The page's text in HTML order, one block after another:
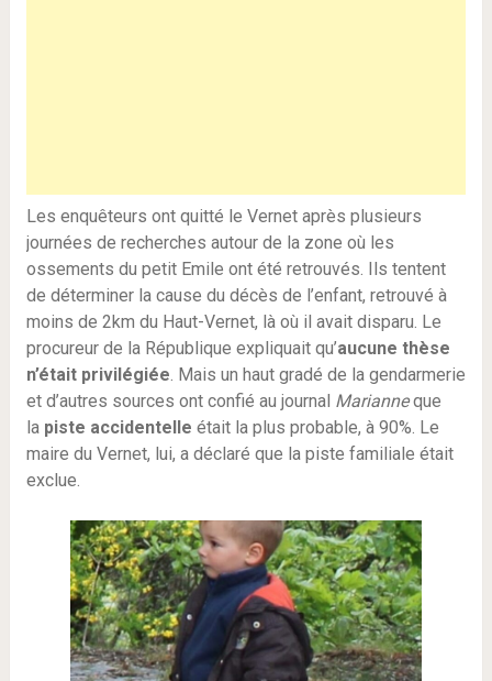
Les enquêteurs ont quitté le Vernet après plusieurs
journées de recherches autour de la zone où les
ossements du petit Emile ont été retrouvés. Ils tentent
de déterminer la cause du décès de l’enfant, retrouvé à
moins de 2km du Haut-Vernet, là où il avait disparu. Le
procureur de la République expliquait qu’aucune thèse
n’était privilégiée. Mais un haut gradé de la gendarmerie
et d’autres sources ont confié au journal Marianneque
la piste accidentelle était la plus probable, à 90%. Le
maire du Vernet, lui, a déclaré que la piste familiale était
exclue.